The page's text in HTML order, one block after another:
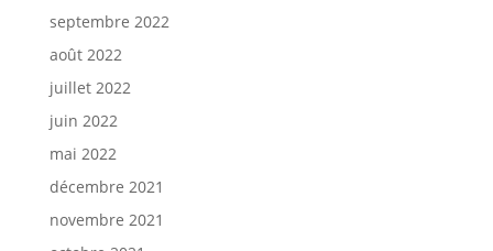
septembre 2022
août 2022
juillet 2022
juin 2022
mai 2022
décembre 2021
novembre 2021